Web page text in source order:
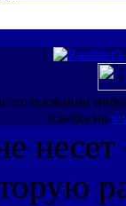
ссылка на
несет